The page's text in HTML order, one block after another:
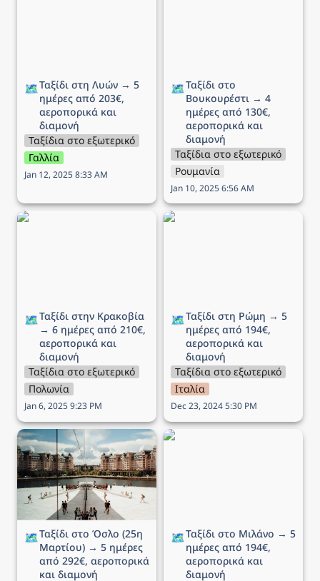
🗺️Ταξίδι στη Λυών → 5
ημέρες από 203€,
αεροπορικά και
διαμονή
Ταξίδια στο εξωτερικό
Γαλλία
Jan 12, 2025 8:33 AM
🗺️Ταξίδι στο
Βουκουρέστι → 4
ημέρες από 130€,
αεροπορικά και
διαμονή
Ταξίδια στο εξωτερικό
Ρουμανία
Jan 10, 2025 6:56 AM
Ταξίδι στην Κρακοβία →
🗺️Ταξίδι στην Κρακοβία
→ 6 ημέρες από 210€,
αεροπορικά και
διαμονή
Ταξίδια στο εξωτερικό
Πολωνία
Jan 6, 2025 9:23 PM
Ταξίδι στη Ρώμη → 5
🗺️Ταξίδι στη Ρώμη → 5
ημέρες από 194€,
αεροπορικά και
διαμονή
Ταξίδια στο εξωτερικό
Ιταλία
Dec 23, 2024 5:30 PM
Ταξίδι στο Όσλο (25η
Μαρτίου) → 5 ημέρες
από 292€, αεροπορικά
και διαμονή
🗺️Ταξίδι στο Όσλο (25η
Μαρτίου) → 5 ημέρες
από 292€, αεροπορικά
και διαμονή
Ταξίδι στο Μιλάνο → 5
🗺️Ταξίδι στο Μιλάνο → 5
ημέρες από 194€,
αεροπορικά και
διαμονή